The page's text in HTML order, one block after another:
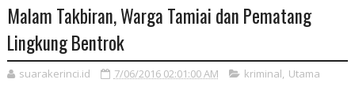
Malam Takbiran, Warga Tamiai dan Pematang
Lingkung Bentrok
suarakerinci.id 7/06/2016 02:01:00 AM kriminal, Utama